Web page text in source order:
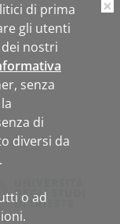
di prima
gli utenti
nostri
senza
di
diversi da
o ad